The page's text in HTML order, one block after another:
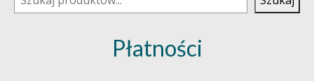
Płatności